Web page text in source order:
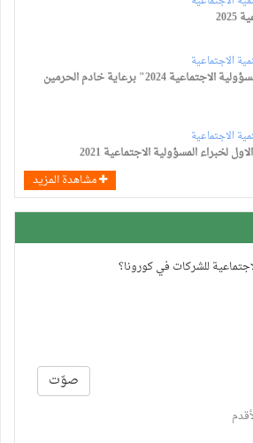
الاجتماعية
إقامة “المُلتقى الدولي للمسؤولية الاجتماعية 2024" برعاية خادم الحرمين
الاجتماعية
لخبراء المسؤولية الاجتماعية 2021
مشاهدة المزيد
للشركات في كورونا؟
صوّت